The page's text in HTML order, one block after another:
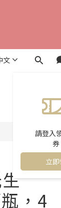
文
請登入
券
立
，4